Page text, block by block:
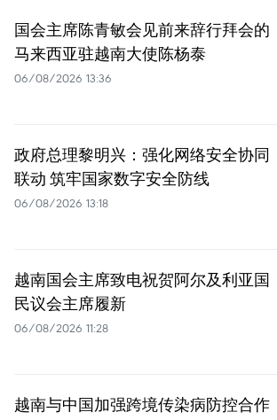
国会主席陈青敏会见前来辞行拜会的
马来西亚驻越南大使陈杨泰
06/08/2026 13:36
政府总理黎明兴：强化网络安全协同
联动 筑牢国家数字安全防线
06/08/2026 13:18
越南国会主席致电祝贺阿尔及利亚国
民议会主席履新
06/08/2026 11:28
越南与中国加强跨境传染病防控合作